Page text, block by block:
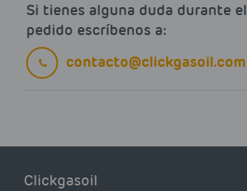
Si tienes alguna duda durante el
pedido escríbenos a:
contacto@clickgasoil.com
Clickgasoil